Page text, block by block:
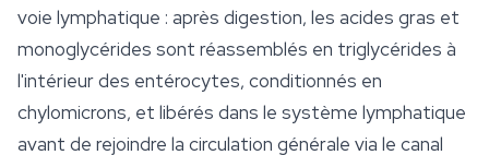
voie lymphatique : après digestion, les acides gras et
monoglycérides sont réassemblés en triglycérides à
l'intérieur des entérocytes, conditionnés en
chylomicrons, et libérés dans le système lymphatique
avant de rejoindre la circulation générale via le canal